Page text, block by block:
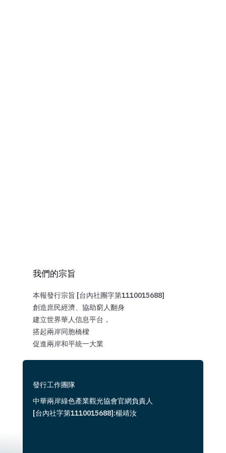
我們的宗旨
本報發行宗旨 [台內社團字第1110015688]
創造庶民經濟、協助窮人翻身
建立世界華人信息平台，
搭起兩岸同胞橋樑
促進兩岸和平統一大業
發行工作團隊
中華兩岸綠色產業觀光協會官網負責人
[台內社字第1110015688]:楊靖汝